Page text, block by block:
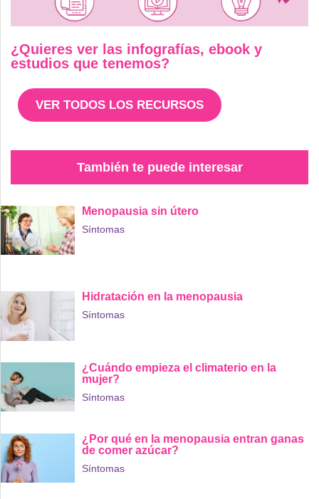
¿Quieres ver las infografías, ebook y
estudios que tenemos?
VER TODOS LOS RECURSOS
También te puede interesar
Menopausia sin útero
Síntomas
Hidratación en la menopausia
Síntomas
¿Cuándo empieza el climaterio en la
mujer?
Síntomas
¿Por qué en la menopausia entran ganas
de comer azúcar?
Síntomas